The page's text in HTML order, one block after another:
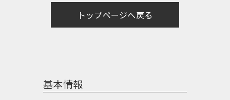
トップページへ戻る
基本情報